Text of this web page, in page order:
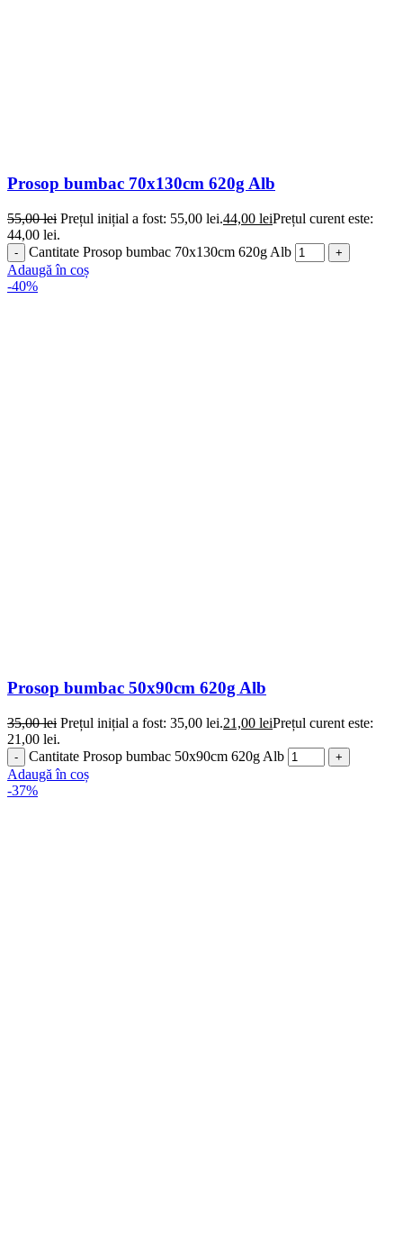
Prosop bumbac 70x130cm 620g Alb
55,00lei Prețul inițial a fost: 55,00 lei.44,00 leiPrețul curent este:
44,00 lei.
Cantitate Prosop bumbac 70x130cm 620g Alb
Adaugă în coș
-40%
Prosop bumbac 50x90cm 620g Alb
35,00lei Prețul inițial a fost: 35,00 lei.21,00 leiPrețul curent este:
21,00 lei.
Cantitate Prosop bumbac 50x90cm 620g Alb
Adaugă în coș
-37%